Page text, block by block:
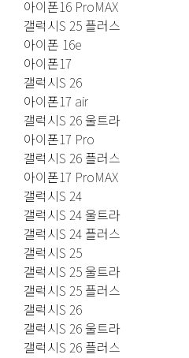
아이폰16 ProMAX
갤럭시S 25 플러스
아이폰 16e
아이폰17
갤럭시S 26
아이폰17 air
갤럭시S 26 울트라
아이폰17 Pro
갤럭시S 26 플러스
아이폰17 ProMAX
갤럭시S 24
갤럭시S 24 울트라
갤럭시S 24 플러스
갤럭시S 25
갤럭시S 25 울트라
갤럭시S 25 플러스
갤럭시S 26
갤럭시S 26 울트라
갤럭시S 26 플러스